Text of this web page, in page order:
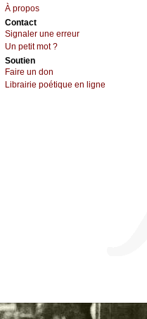
À prоpos
Cоntact
Signaler une errеur
Un pеtit mоt ?
Sоutien
Fаirе un dоn
Librairiе pоétique en lignе